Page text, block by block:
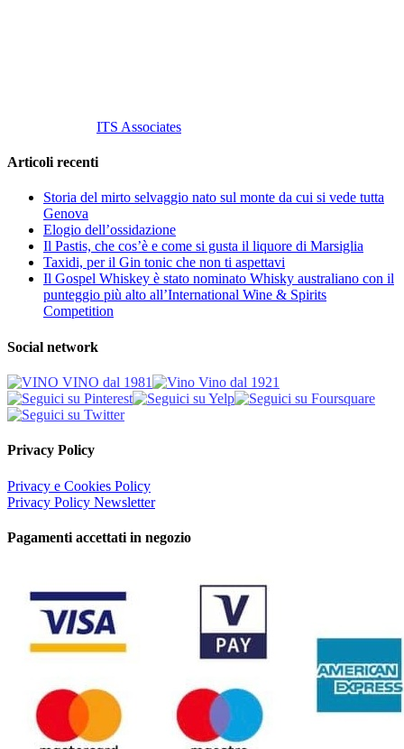
ITS Associates
Articoli recenti
Storia del mirto selvaggio nato sul monte da cui si vede tutta
Genova
Elogio dell’ossidazione
Il Pastis, che cos’è e come si gusta il liquore di Marsiglia
Taxidi, per il Gin tonic che non ti aspettavi
Il Gospel Whiskey è stato nominato Whisky australiano con il
punteggio più alto all’International Wine & Spirits
Competition
Social network
Privacy Policy
Privacy e Cookies Policy
Privacy Policy Newsletter
Pagamenti accettati in negozio